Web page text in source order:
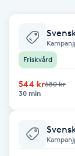
Balayage
Bambumassage
Barnklippning
Friskvård
544 kr680 kr
30 min